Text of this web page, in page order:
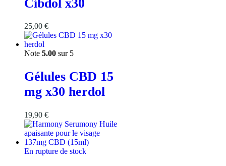
Cibdol x30
25,00 €
Note 5.00 sur 5
Gélules CBD 15
mg x30 herdol
19,90 €
En rupture de stock